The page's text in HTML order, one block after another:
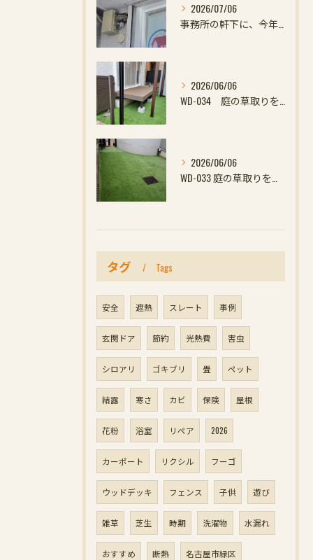
2026/07/06
2026/06/06
2026/06/06
タグ Tags
安全 遮熱 スレート 事例
玄関ドア 節約 光熱費 害虫
シロアリ ゴキブリ 畳 ペット
結露 寒さ カビ 保険 屋根
花粉 浴室 リペア 2026
カーポート リクシル フーゴ
ウッドデッキ フェンス 子供 遊び
雑草 芝生 時期 洗濯物 水漏れ
おすすめ 断熱 名古屋市緑区